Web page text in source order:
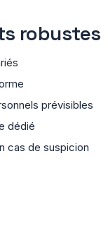
robustes
prévisibles
dédié
cas de suspicion